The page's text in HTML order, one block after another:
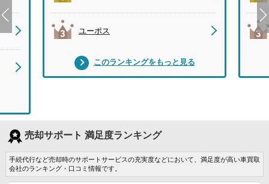
ユーポス
このランキングをもっと見る
売却サポート 満足度ランキング
手続代行など売却時のサポートサービスの充実度などにおいて、満足度が高い車買取
会社のランキング・口コミ情報です。